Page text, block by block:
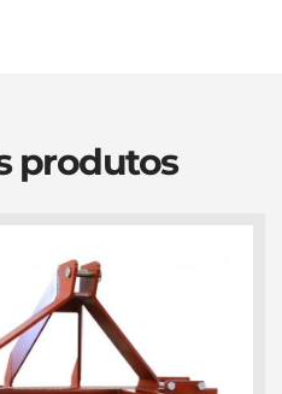
produtos